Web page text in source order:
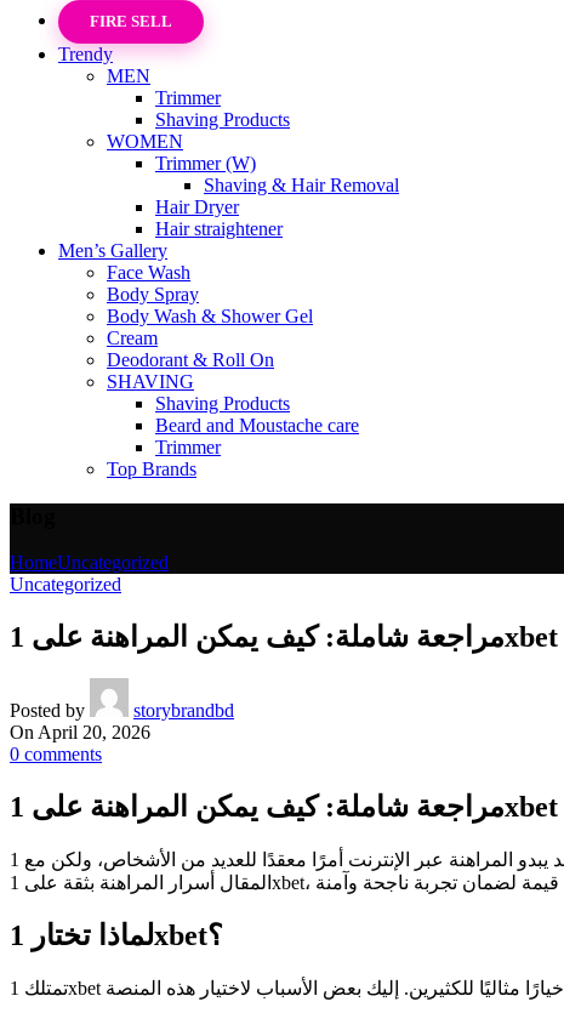
FIRE SELL
Trendy
MEN
Trimmer
Shaving Products
WOMEN
Trimmer (W)
Shaving & Hair Removal
Hair Dryer
Hair straightener
Men’s Gallery
Face Wash
Body Spray
Body Wash & Shower Gel
Cream
Deodorant & Roll On
SHAVING
Shaving Products
Beard and Moustache care
Trimmer
Top Brands
HomeUncategorized
Uncategorized
Posted by
storybrandbd
On April 20, 2026
0 comments
قد يبدو المراهنة عبر الإنترنت أمرًا معقدًا للعديد من الأشخاص، ولكن مع 1xbet، يمكنك أن تتأكد من أنك في أيدٍ موثوقة. تقدم 1xbet منصة شاملة تتيح لك تجربة المراهنة بكل سهولة وراحة. سنستعرض في هذا
لماذا تختار 1xbet؟